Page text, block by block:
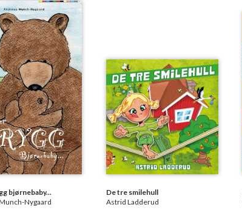
bjørnebaby...
Nygaard
De tre smilehull
Astrid Ladderud